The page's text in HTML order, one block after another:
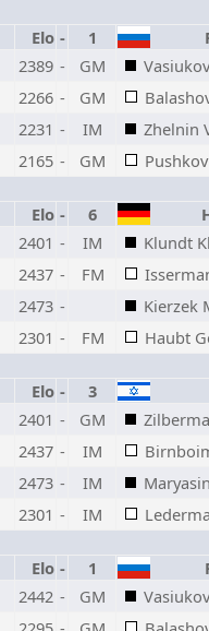
Elo - 1
2389 - GM
2266 - GM
2231 - IM
Zhelnin
2165 - GM
Elo - 6
2401 - IM
Klundt
2437 - FM
2473 -
Kierzek
2301 - FM
Haubt
Elo - 3
2401 - GM
2437 - IM
2473 - IM
2301 - IM
Elo - 1
2442 - GM